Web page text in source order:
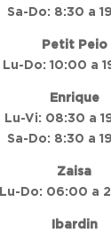
Sa-Do: 8:30 a
Petit Peio
Lu-Do: 10:00 a
Enrique
Lu-Vi: 08:30 a
Sa-Do: 8:30 a
Zaisa
Lu-Do: 06:00 a
Ibardin